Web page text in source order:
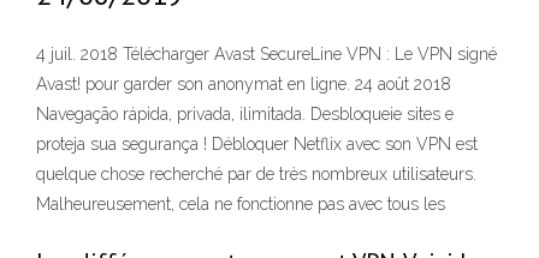
4 juil. 2018 Télécharger Avast SecureLine VPN : Le VPN signé
Avast! pour garder son anonymat en ligne. 24 août 2018
Navegação rápida, privada, ilimitada. Desbloqueie sites e
proteja sua segurança ! Débloquer Netflix avec son VPN est
quelque chose recherché par de très nombreux utilisateurs.
Malheureusement, cela ne fonctionne pas avec tous les